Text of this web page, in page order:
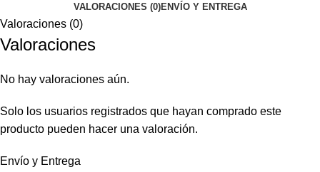
VALORACIONES (0)ENVÍO Y ENTREGA
Valoraciones (0)
Valoraciones
No hay valoraciones aún.
Solo los usuarios registrados que hayan comprado este
producto pueden hacer una valoración.
Envío y Entrega